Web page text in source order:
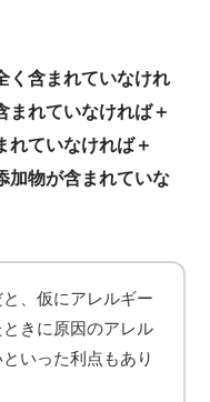
く含まれていなけれ
まれていなければ＋
れていなければ＋
加物が含まれていな
、仮にアレルギー
きに原因のアレル
いった利点もあり